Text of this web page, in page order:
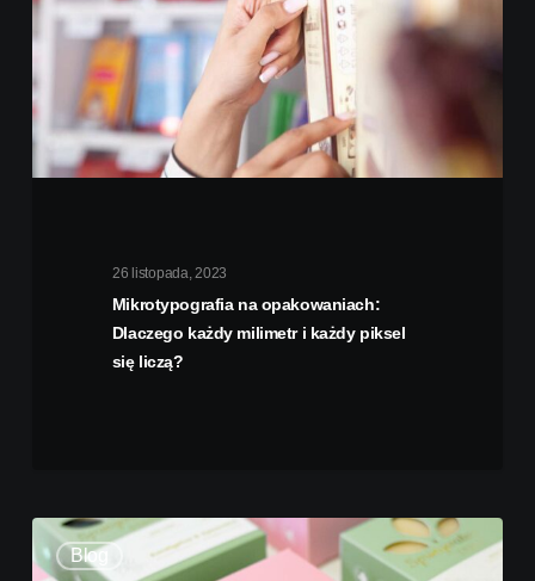
26 listopada, 2023
Mikrotypografia na opakowaniach:
Dlaczego każdy milimetr i każdy piksel
się liczą?
Blog